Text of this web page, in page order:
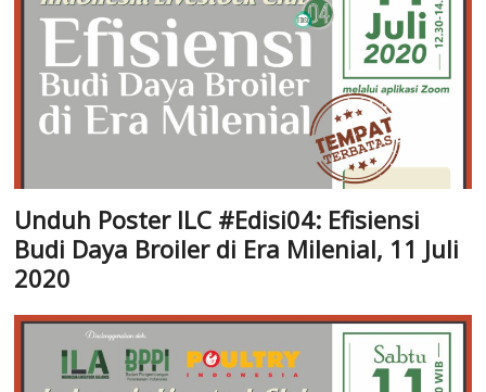
Unduh Poster ILC #Edisi04: Efisiensi
Budi Daya Broiler di Era Milenial, 11 Juli
2020